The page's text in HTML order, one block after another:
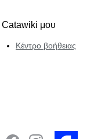
μου
Κέντρο βοήθειας